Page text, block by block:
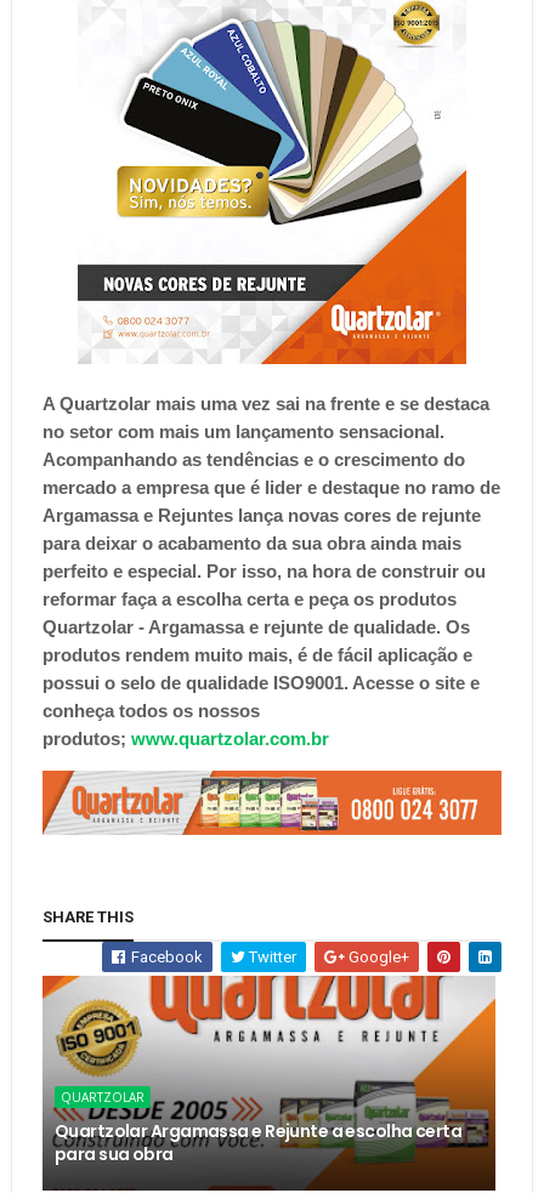
A Quartzolar mais uma vez sai na frente e se destaca
no setor com mais um lançamento sensacional.
Acompanhando as tendências e o crescimento do
mercado a empresa que é lider e destaque no ramo de
Argamassa e Rejuntes lança novas cores de rejunte
para deixar o acabamento da sua obra ainda mais
perfeito e especial. Por isso, na hora de construir ou
reformar faça a escolha certa e peça os produtos
Quartzolar - Argamassa e rejunte de qualidade. Os
produtos rendem muito mais, é de fácil aplicação e
possui o selo de qualidade ISO9001. Acesse o site e
conheça todos os nossos
produtos; www.quartzolar.com.br
SHARE THIS
Facebook Twitter Google+
QUARTZOLAR
Quartzolar Argamassa e Rejunte a escolha certa
para sua obra